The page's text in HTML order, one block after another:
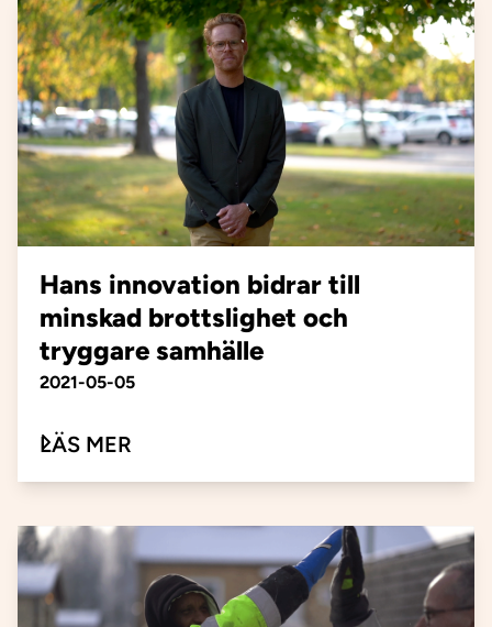
Hans innovation bidrar till
minskad brottslighet och
tryggare samhälle
Publiceringsdatum
2021-05-05
LÄS MER